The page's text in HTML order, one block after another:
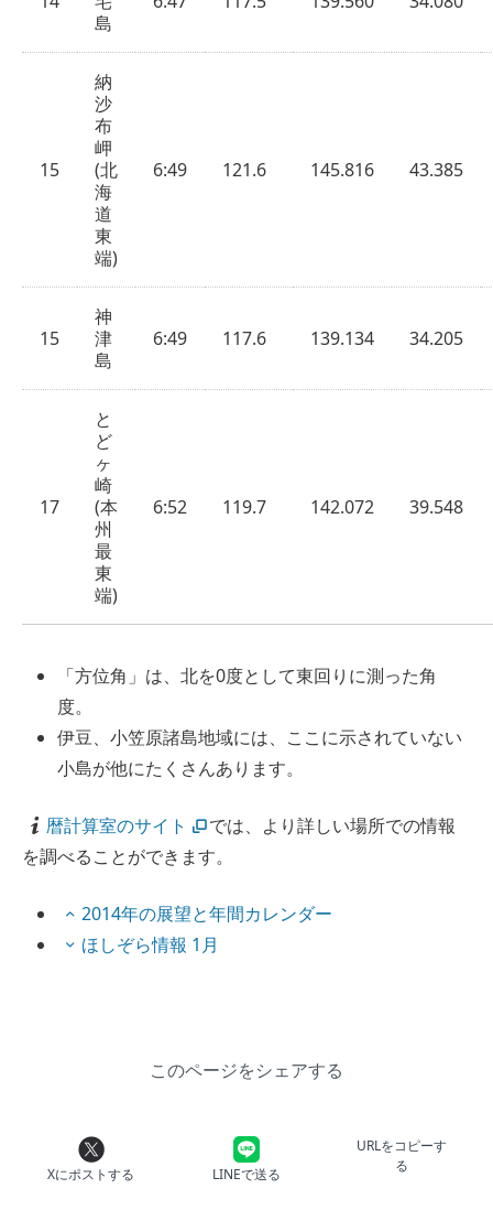
島
15
納
沙
布
岬
(北
海
道
東
端)
6:49 121.6 145.816 43.385
15
神
津
島
6:49 117.6 139.134 34.205
17
と
ど
ヶ
崎
(本
州
最
東
端)
6:52 119.7 142.072 39.548
「方位角」は、北を0度として東回りに測った角
度。
伊豆、小笠原諸島地域には、ここに示されていない
小島が他にたくさんあります。
暦計算室のサイト
では、より詳しい場所での情報
を調べることができます。
2014年の展望と年間カレンダー
ほしぞら情報 1月
このページをシェアする
Xにポストする LINEで送る
URLをコピーす
る